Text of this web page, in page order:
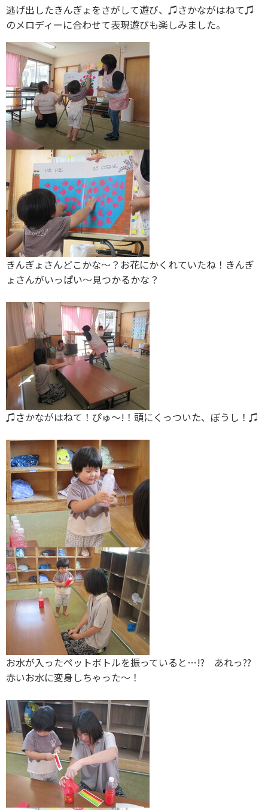
逃げ出したきんぎょをさがして遊び、♫さかながはねて♫
のメロディーに合わせて表現遊びも楽しみました。
きんぎょさんどこかな〜？お花にかくれていたね！きんぎ
ょさんがいっぱい〜見つかるかな？
♫さかながはねて！ぴゅ〜!！頭にくっついた、ぼうし！♫
お水が入ったペットボトルを振っていると…!? あれっ??
赤いお水に変身しちゃった〜！